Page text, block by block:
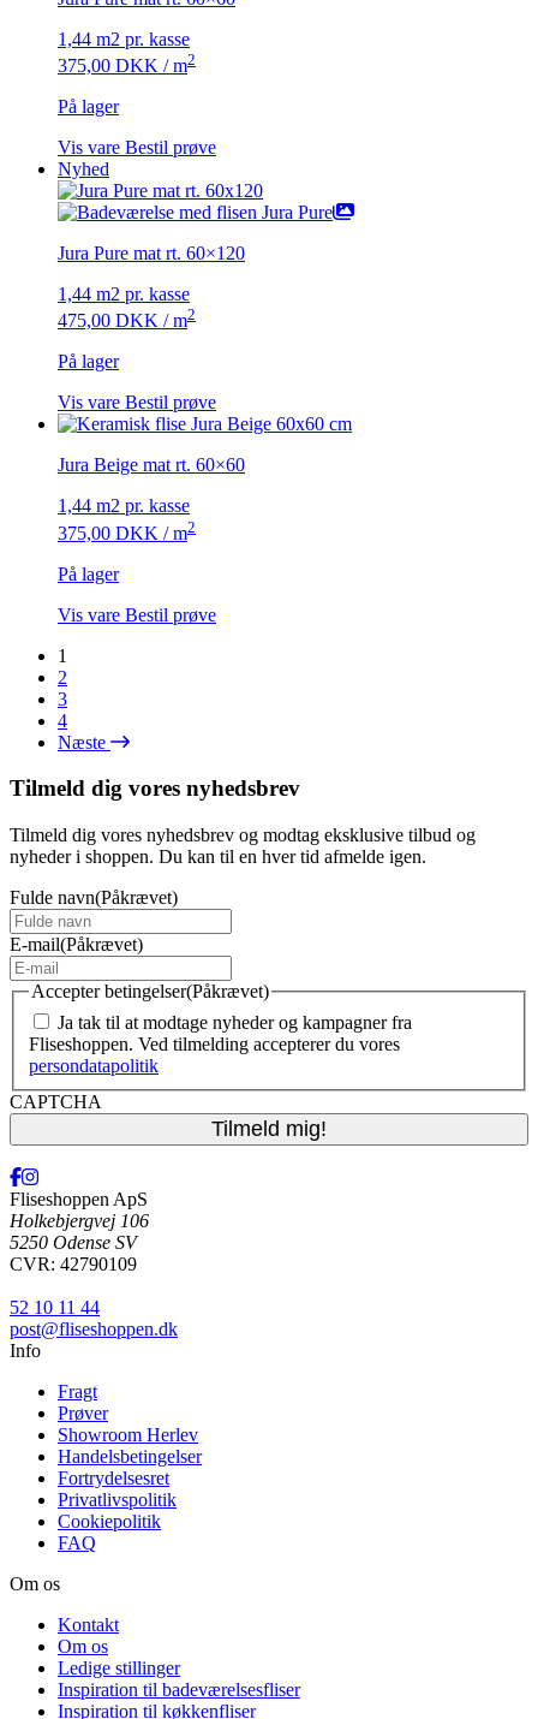
1,44 m2 pr. kasse
375,00 DKK / m2
På lager
Vis vare Bestil prøve
Nyhed
Jura Pure mat rt. 60×120
1,44 m2 pr. kasse
475,00 DKK / m2
På lager
Vis vare Bestil prøve
Jura Beige mat rt. 60×60
1,44 m2 pr. kasse
375,00 DKK / m2
På lager
Vis vare Bestil prøve
1
2
3
4
Næste
Tilmeld dig vores nyhedsbrev
Tilmeld dig vores nyhedsbrev og modtag eksklusive tilbud og
nyheder i shoppen. Du kan til en hver tid afmelde igen.
Fulde navn(Påkrævet)
E-mail(Påkrævet)
Accepter betingelser(Påkrævet)
Ja tak til at modtage nyheder og kampagner fra
Fliseshoppen. Ved tilmelding accepterer du vores
persondatapolitik
CAPTCHA
Fliseshoppen ApS
Holkebjergvej 106
5250 Odense SV
CVR: 42790109
52 10 11 44
post@fliseshoppen.dk
Info
Fragt
Prøver
Showroom Herlev
Handelsbetingelser
Fortrydelsesret
Privatlivspolitik
Cookiepolitik
FAQ
Om os
Kontakt
Om os
Ledige stillinger
Inspiration til badeværelsesfliser
Inspiration til køkkenfliser